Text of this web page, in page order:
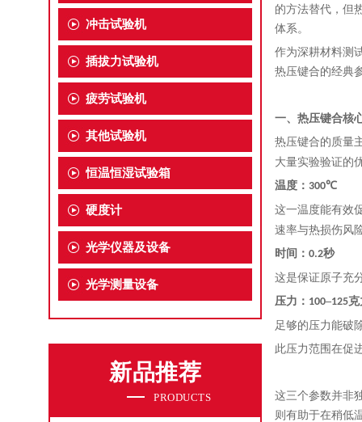
冲击试验机
插拔力试验机
疲劳试验机
其他试验机
恒温恒湿试验箱
硬度计
光学仪器及设备
光学测量设备
新品推荐
PRODUCTS
的方法替代，但
体系。
作为深耕材料测
热压键合的经典
一、热压键合核
热压键合的质量
大量实验验证的
温度： 300℃
这一温度能有效
速率与热损伤风
时间： 0.2秒
这是保证原子充
压力： 100–125
足够的压力能破
此压力范围在促
这三个参数并非
则有助于在稍低